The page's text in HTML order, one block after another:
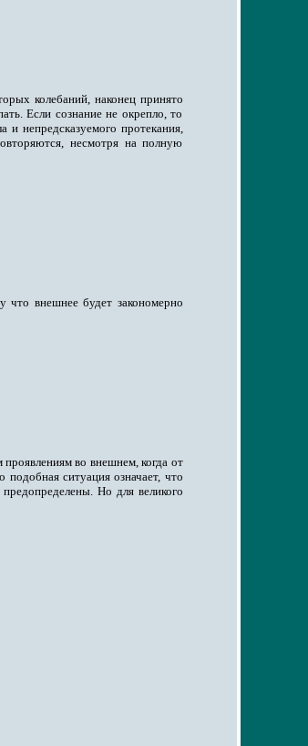
колебаний, наконец принято
Если сознание не окрепло, то
и непредсказуемого протекания,
несмотря на полную
внешнее будет закономерно
во внешнем, когда от
подобная ситуация означает, что
Но для великого